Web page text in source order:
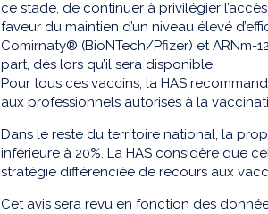
ce stade, de continuer à privilégier
faveur du maintien d’un niveau élevé
Comirnaty® (BioNTech/Pfizer) et ARNm-
part, dès lors qu’il sera disponible.
Pour tous ces vaccins, la HAS
aux professionnels autorisés à la
Dans le reste du territoire national, la
inférieure à 20%. La HAS considère que
stratégie différenciée de recours aux
Cet avis sera revu en fonction des